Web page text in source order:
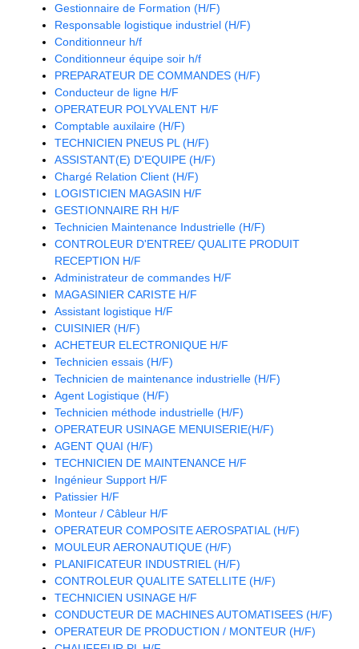
Gestionnaire de Formation (H/F)
Responsable logistique industriel (H/F)
Conditionneur h/f
Conditionneur équipe soir h/f
PREPARATEUR DE COMMANDES (H/F)
Conducteur de ligne H/F
OPERATEUR POLYVALENT H/F
Comptable auxilaire (H/F)
TECHNICIEN PNEUS PL (H/F)
ASSISTANT(E) D'EQUIPE (H/F)
Chargé Relation Client (H/F)
LOGISTICIEN MAGASIN H/F
GESTIONNAIRE RH H/F
Technicien Maintenance Industrielle (H/F)
CONTROLEUR D'ENTREE/ QUALITE PRODUIT
RECEPTION H/F
Administrateur de commandes H/F
MAGASINIER CARISTE H/F
Assistant logistique H/F
CUISINIER (H/F)
ACHETEUR ELECTRONIQUE H/F
Technicien essais (H/F)
Technicien de maintenance industrielle (H/F)
Agent Logistique (H/F)
Technicien méthode industrielle (H/F)
OPERATEUR USINAGE MENUISERIE(H/F)
AGENT QUAI (H/F)
TECHNICIEN DE MAINTENANCE H/F
Ingénieur Support H/F
Patissier H/F
Monteur / Câbleur H/F
OPERATEUR COMPOSITE AEROSPATIAL (H/F)
MOULEUR AERONAUTIQUE (H/F)
PLANIFICATEUR INDUSTRIEL (H/F)
CONTROLEUR QUALITE SATELLITE (H/F)
TECHNICIEN USINAGE H/F
CONDUCTEUR DE MACHINES AUTOMATISEES (H/F)
OPERATEUR DE PRODUCTION / MONTEUR (H/F)